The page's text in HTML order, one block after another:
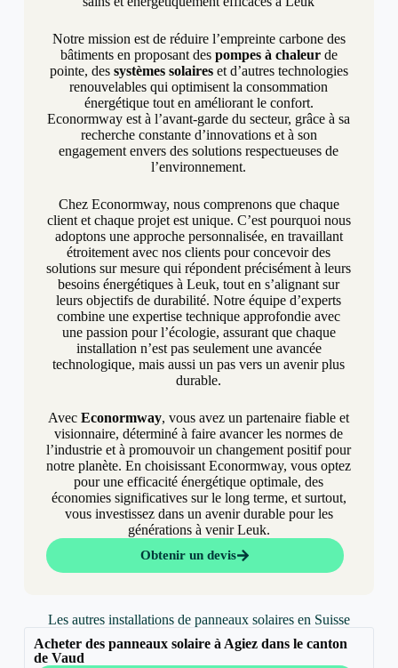
Notre mission est de réduire l’empreinte carbone des
bâtiments en proposant des pompes à chaleurde
pointe, des systèmes solaireset d’autres technologies
renouvelables qui optimisent la consommation
énergétique tout en améliorant le confort.
Econormway est à l’avant-garde du secteur, grâce à sa
recherche constante d’innovations et à son
engagement envers des solutions respectueuses de
l’environnement.
Chez Econormway, nous comprenons que chaque
client et chaque projet est unique. C’est pourquoi nous
adoptons une approche personnalisée, en travaillant
étroitement avec nos clients pour concevoir des
solutions sur mesure qui répondent précisément à leurs
besoins énergétiques à Leuk, tout en s’alignant sur
leurs objectifs de durabilité. Notre équipe d’experts
combine une expertise technique approfondie avec
une passion pour l’écologie, assurant que chaque
installation n’est pas seulement une avancée
technologique, mais aussi un pas vers un avenir plus
durable.
AvecEconormway, vous avez un partenaire fiable et
visionnaire, déterminé à faire avancer les normes de
l’industrie et à promouvoir un changement positif pour
notre planète. En choisissant Econormway, vous optez
pour une efficacité énergétique optimale, des
économies significatives sur le long terme, et surtout,
vous investissez dans un avenir durable pour les
générations à venir Leuk.
Obtenir un devis
Les autres installations de panneaux solaires en Suisse
Acheter des panneaux solaire à Agiez dans le canton
de Vaud